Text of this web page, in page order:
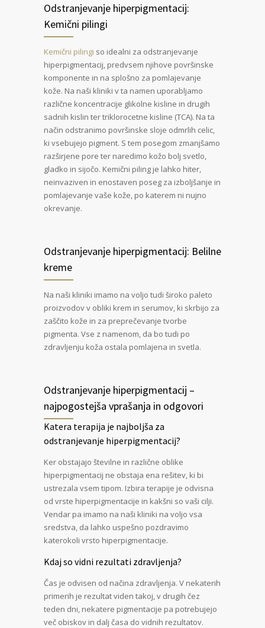
Odstranjevanje hiperpigmentacij:
Kemični pilingi
Kemični pilingi so idealni za odstranjevanje
hiperpigmentacij, predvsem njihove površinske
komponente in na splošno za pomlajevanje
kože. Na naši kliniki v ta namen uporabljamo
različne koncentracije glikolne kisline in drugih
sadnih kislin ter triklorocetne kisline (TCA). Na ta
način odstranimo površinske sloje odmrlih celic,
ki vsebujejo pigment. S tem posegom zmanjšamo
razširjene pore ter naredimo kožo bolj svetlo,
gladko in sijočo. Kemični piling je lahko hiter,
neinvaziven in enostaven poseg za izboljšanje in
pomlajevanje vaše kože, po katerem ni nujno
okrevanje.
Odstranjevanje hiperpigmentacij: Belilne
kreme
Na naši kliniki imamo na voljo tudi široko paleto
proizvodov v obliki krem in serumov, ki skrbijo za
zaščito kože in za preprečevanje tvorbe
pigmenta. Vse z namenom, da bo tudi po
zdravljenju koža ostala pomlajena in svetla.
Odstranjevanje hiperpigmentacij –
najpogostejša vprašanja in odgovori
Katera terapija je najboljša za
odstranjevanje hiperpigmentacij?
Ker obstajajo številne in različne oblike
hiperpigmentacij ne obstaja ena rešitev, ki bi
ustrezala vsem tipom. Izbira terapije je odvisna
od vrste hiperpigmentacije in kakšni so vaši cilji.
Vendar pa imamo na naši kliniki na voljo vsa
sredstva, da lahko uspešno pozdravimo
katerokoli vrsto hiperpigmentacije.
Kdaj so vidni rezultati zdravljenja?
Čas je odvisen od načina zdravljenja. V nekaterih
primerih je rezultat viden takoj, v drugih čez
teden dni, nekatere pigmentacije pa potrebujejo
več obiskov in dalj časa do vidnih rezultatov.